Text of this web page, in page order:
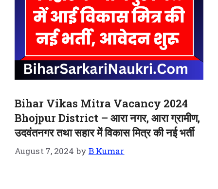
Bihar Vikas Mitra Vacancy 2024
Bhojpur District – आरा नगर, आरा ग्रामीण,
उदवंतनगर तथा सहार में विकास मित्र की नई भर्ती
August 7, 2024 by B Kumar